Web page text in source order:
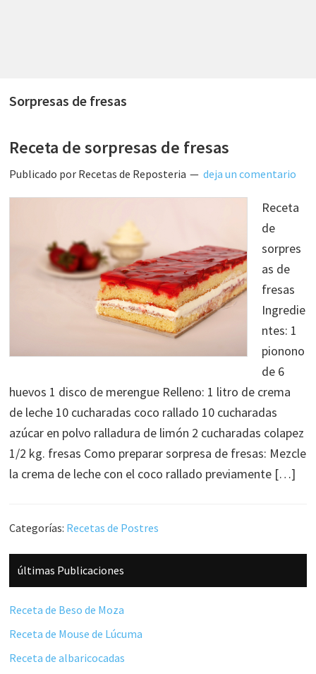
Sorpresas de fresas
Receta de sorpresas de fresas
Publicado por Recetas de Reposteria deja un comentario
Receta
de
sorpres
as de
fresas
Ingredie
ntes: 1
pionono
de 6
huevos 1 disco de merengue Relleno: 1 litro de crema
de leche 10 cucharadas coco rallado 10 cucharadas
azúcar en polvo ralladura de limón 2 cucharadas colapez
1/2 kg. fresas Como preparar sorpresa de fresas: Mezcle
la crema de leche con el coco rallado previamente […]
Categorías: Recetas de Postres
Barra
lateral
principal
últimas Publicaciones
Receta de Beso de Moza
Receta de Mouse de Lúcuma
Receta de albaricocadas